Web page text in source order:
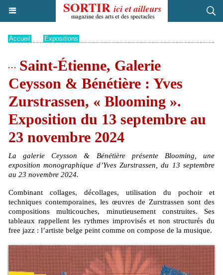
Accueil Expositions
Saint-Étienne, Galerie
Ceysson & Bénétière : Yves
Zurstrassen, « Blooming ».
Exposition du 13 septembre au
23 novembre 2024
La galerie Ceysson & Bénétière présente Blooming, une
exposition monographique d’Yves Zurstrassen, du 13 septembre
au 23 novembre 2024.
Combinant collages, décollages, utilisation du pochoir et
techniques contemporaines, les œuvres de Zurstrassen sont des
compositions multicouches, minutieusement construites. Ses
tableaux rappellent les rythmes improvisés et non structurés du
free jazz : l’artiste belge peint comme on compose de la musique.